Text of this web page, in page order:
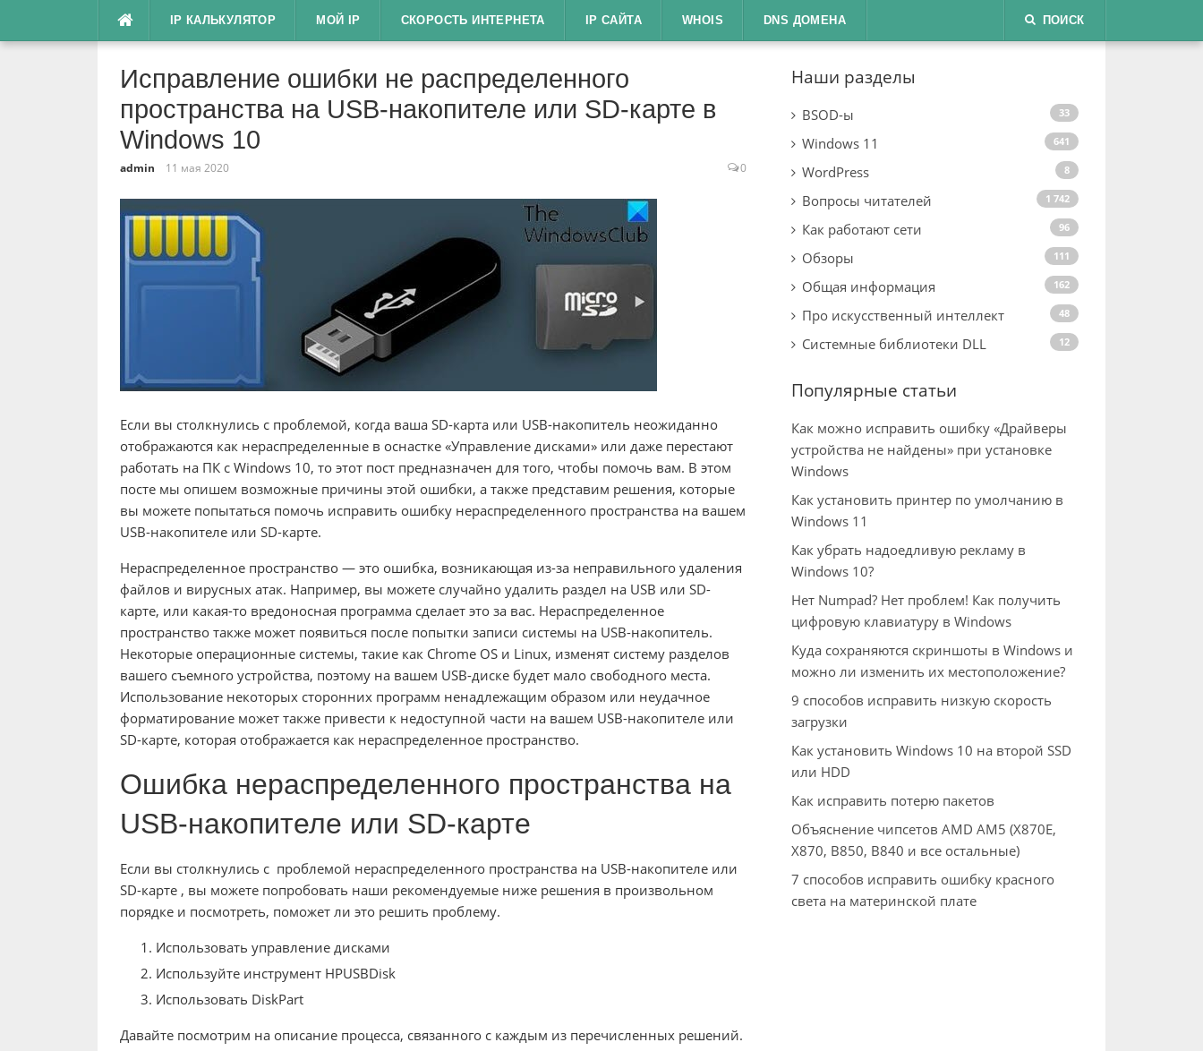
IP КАЛЬКУЛЯТОР МОЙ IP СКОРОСТЬ ИНТЕРНЕТА IP САЙТА WHOIS DNS ДОМЕНА ПОИСК
Исправление ​​ошибки не распределенного
пространства на USB-накопителе или SD-карте в
Windows 10
admin 11 мая 2020 0
Если вы столкнулись с проблемой, когда ваша SD-карта или USB-накопитель неожиданно
отображаются как нераспределенные в оснастке «Управление дисками» или даже перестают
работать на ПК с Windows 10, то этот пост предназначен для того, чтобы помочь вам. В этом
посте мы опишем возможные причины этой ошибки, а также представим решения, которые
вы можете попытаться помочь исправить ошибку нераспределенного пространства на вашем
USB-накопителе или SD-карте.
Нераспределенное пространство — это ошибка, возникающая из-за неправильного удаления
файлов и вирусных атак. Например, вы можете случайно удалить раздел на USB или SD-
карте, или какая-то вредоносная программа сделает это за вас. Нераспределенное
пространство также может появиться после попытки записи системы на USB-накопитель.
Некоторые операционные системы, такие как Chrome OS и Linux, изменят систему разделов
вашего съемного устройства, поэтому на вашем USB-диске будет мало свободного места.
Использование некоторых сторонних программ ненадлежащим образом или неудачное
форматирование может также привести к недоступной части на вашем USB-накопителе или
SD-карте, которая отображается как нераспределенное пространство.
Ошибка нераспределенного пространства на
USB-накопителе или SD-карте
Если вы столкнулись с проблемой нераспределенного пространства на USB-накопителе или
SD-карте , вы можете попробовать наши рекомендуемые ниже решения в произвольном
порядке и посмотреть, поможет ли это решить проблему.
Использовать управление дисками
Используйте инструмент HPUSBDisk
Использовать DiskPart
Давайте посмотрим на описание процесса, связанного с каждым из перечисленных решений.
Наши разделы
BSOD-ы 33
Windows 11 641
WordPress 8
Вопросы читателей 1 742
Как работают сети 96
Обзоры 111
Общая информация 162
Про искусственный интеллект 48
Системные библиотеки DLL 12
Популярные статьи
Как можно исправить ошибку «Драйверы
устройства не найдены» при установке
Windows
Как установить принтер по умолчанию в
Windows 11
Как убрать надоедливую рекламу в
Windows 10?
Нет Numpad? Нет проблем! Как получить
цифровую клавиатуру в Windows
Куда сохраняются скриншоты в Windows и
можно ли изменить их местоположение?
9 способов исправить низкую скорость
загрузки
Как установить Windows 10 на второй SSD
или HDD
Как исправить потерю пакетов
Объяснение чипсетов AMD AM5 (X870E,
X870, B850, B840 и все остальные)
7 способов исправить ошибку красного
света на материнской плате